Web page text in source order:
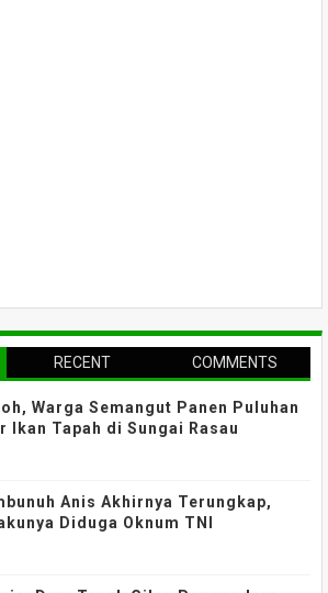
RECENT COMMENTS
Warga Semangut Panen Puluhan
Ikan Tapah di Sungai Rasau
Anis Akhirnya Terungkap,
Diduga Oknum TNI